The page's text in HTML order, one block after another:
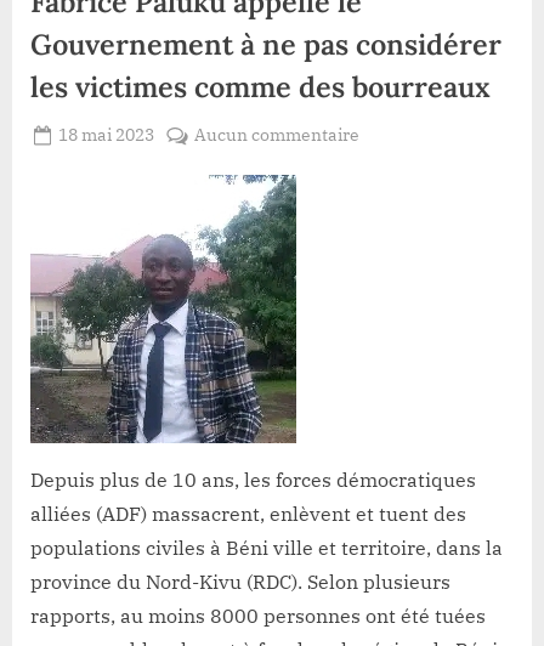
Gouvernement à ne pas considérer
les victimes comme des bourreaux
Posted
18 mai 2023
Lacloche
Aucun commentaire
pas
considérer
les
victimes
Depuis plus de 10 ans, les forces démocratiques
alliées (ADF) massacrent, enlèvent et tuent des
populations civiles à Béni ville et territoire, dans la
province du Nord-Kivu (RDC). Selon plusieurs
rapports, au moins 8000 personnes ont été tuées